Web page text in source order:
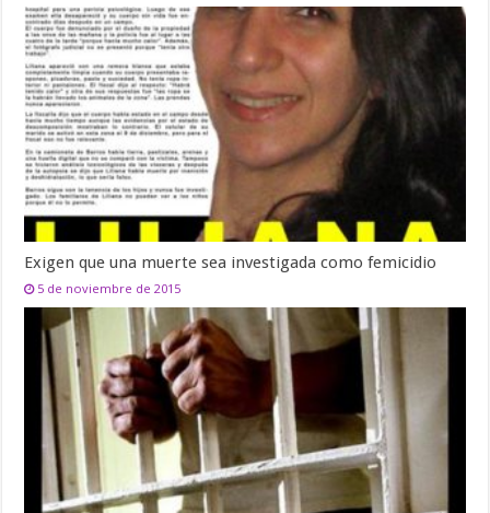
Exigen que una muerte sea investigada como femicidio
5 de noviembre de 2015